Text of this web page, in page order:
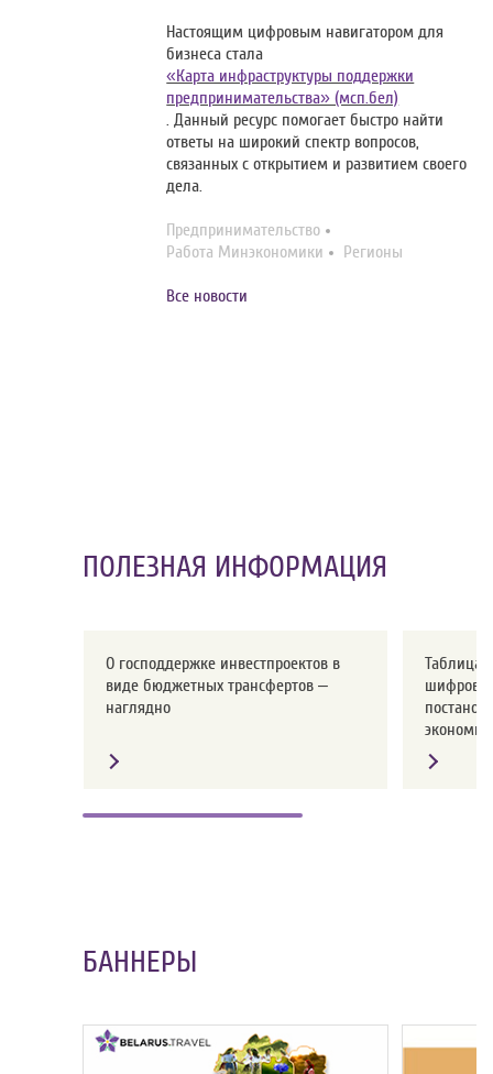
Настоящим цифровым навигатором для
бизнеса стала
«Карта инфраструктуры поддержки
предпринимательства» (мсп.бел)
. Данный ресурс помогает быстро найти
ответы на широкий спектр вопросов,
связанных с открытием и развитием своего
дела.
Предпринимательство
Работа Минэкономики
Регионы
Все новости
ПОЛЕЗНАЯ ИНФОРМАЦИЯ
О господдержке инвестпроектов в
виде бюджетных трансфертов –
наглядно
Таблица
шифров
БАННЕРЫ